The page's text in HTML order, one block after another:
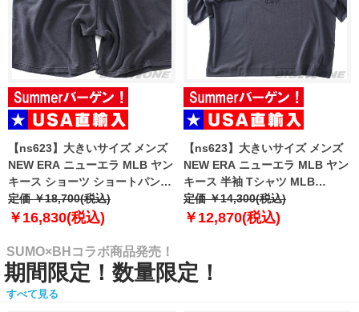
【ns623】大きいサイズ メンズ
NEW ERA ニューエラ MLB ヤン
キース ショーツ ショートパンツ
ハーフパンツ MLB WASHED
NEW YORK YANKEES T-SHIRT
定価 ￥18,700(税込)
￥16,830(税込)
【ns623】大きいサイズ メンズ
NEW ERA ニューエラ MLB ヤン
キース 半袖 Tシャツ MLB
WASHED NEW YORK YANKEES
T-SHIRT USA直輸入 60771645
定価 ￥14,300(税込)
￥12,870(税込)
SUMO×BHコラボ商品発売！
期間限定！数量限定！
すべて見る